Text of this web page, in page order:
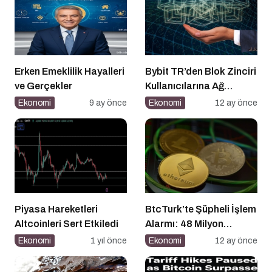
Erken Emeklilik Hayalleri
ve Gerçekler
Ekonomi 9 ay önce
Bybit TR’den Blok Zinciri
Kullanıcılarına Ağ
Tıkanıklığı Rehberi!
Ekonomi 12 ay önce
Piyasa Hareketleri
Altcoinleri Sert Etkiledi
Ekonomi 1 yıl önce
BtcTurk’te Şüpheli İşlem
Alarmı: 48 Milyon
Dolarlık Çıkış İddiası
Ekonomi 12 ay önce